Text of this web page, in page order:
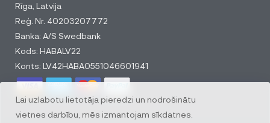
Lai uzlabotu lietotāja pieredzi un nodrošinātu
vietnes darbību, mēs izmantojam sīkdatnes.
Rīga, Latvija
Reģ. Nr. 40203207772
Banka: A/S Swedbank
Kods: HABALV22
Konts: LV42HABA0551046601941